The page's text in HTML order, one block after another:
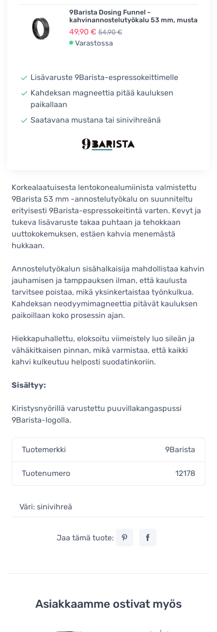
9Barista Dosing Funnel -
kahvinannostelutyökalu 53 mm, musta
49,90 € 54,90 €
Varastossa
Lisävaruste 9Barista-espressokeittimelle
Kahdeksan magneettia pitää kauluksen
paikallaan
Saatavana mustana tai sinivihreänä
Korkealaatuisesta lentokonealumiinista valmistettu
9Barista 53 mm -annostelutyökalu on suunniteltu
erityisesti 9Barista-espressokeitintä varten. Kevyt ja
tukeva lisävaruste takaa puhtaan ja tehokkaan
uuttokokemuksen, estäen kahvia menemästä
hukkaan.
Annostelutyökalun sisähalkaisija mahdollistaa kahvin
jauhamisen ja tamppauksen ilman, että kaulusta
tarvitsee poistaa, mikä yksinkertaistaa työnkulkua.
Kahdeksan neodyymimagneettia pitävät kauluksen
paikoillaan koko prosessin ajan.
Hiekkapuhallettu, eloksoitu viimeistely luo sileän ja
vähäkitkaisen pinnan, mikä varmistaa, että kaikki
kahvi kulkeutuu helposti suodatinkoriin.
Sisältyy:
Kiristysnyörillä varustettu puuvillakangaspussi
9Barista-logolla.
Tuotemerkki 9Barista
Tuotenumero 12178
Väri: sinivihreä
Jaa tämä tuote:
Asiakkaamme ostivat myös